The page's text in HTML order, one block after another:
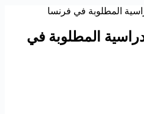
المطلوبة في